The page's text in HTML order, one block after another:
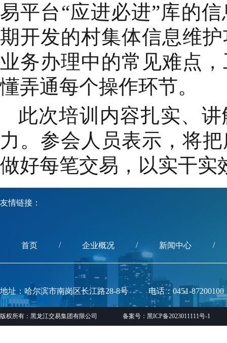
易平台“应进必进”库的
期开发的村集体信息维
业务办理中的常见难点
懂弄通每个操作环节。
此次培训内容扎实、
力。参会人员表示，将
做好每笔交易，以实干实
友情链接：
首页 / 企业概况 / 新闻中心 /
地址：哈尔滨市南岗区长江路28-8号 电话：0451-87200100
版权所有：黑龙江交易集团有限公司 备案号：黑ICP备2023011111号-1